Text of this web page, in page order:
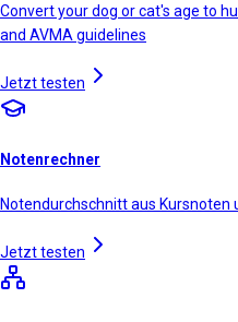
Convert your dog or cat's age to
and AVMA guidelines
Jetzt testen
Notenrechner
Notendurchschnitt aus Kursnoten
Jetzt testen